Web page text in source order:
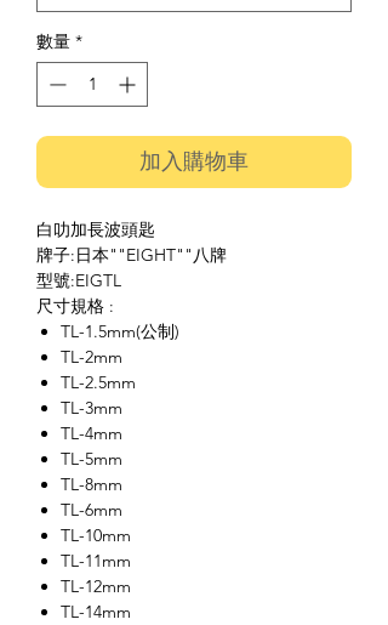
數量 *
加入購物車
白叻加長波頭匙
牌子:日本""EIGHT""八牌
型號:EIGTL
尺寸規格 :
TL-1.5mm(公制)
TL-2mm
TL-2.5mm
TL-3mm
TL-4mm
TL-5mm
TL-8mm
TL-6mm
TL-10mm
TL-11mm
TL-12mm
TL-14mm